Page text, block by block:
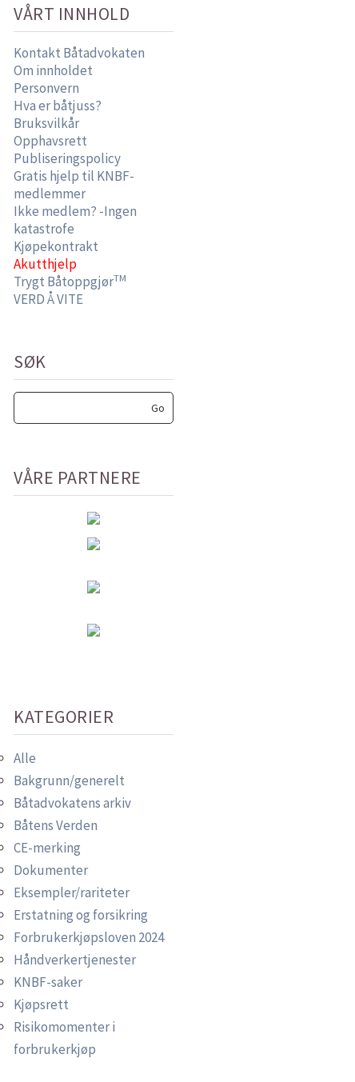
VÅRT INNHOLD
Kontakt Båtadvokaten
Om innholdet
Personvern
Hva er båtjuss?
Bruksvilkår
Opphavsrett
Publiseringspolicy
Gratis hjelp til KNBF-
medlemmer
Ikke medlem? -Ingen
katastrofe
Kjøpekontrakt
Akutthjelp
Trygt BåtoppgjørTM
VERD Å VITE
SØK
VÅRE PARTNERE
KATEGORIER
Alle
Bakgrunn/generelt
Båtadvokatens arkiv
Båtens Verden
CE-merking
Dokumenter
Eksempler/rariteter
Erstatning og forsikring
Forbrukerkjøpsloven 2024
Håndverkertjenester
KNBF-saker
Kjøpsrett
Risikomomenter i
forbrukerkjøp